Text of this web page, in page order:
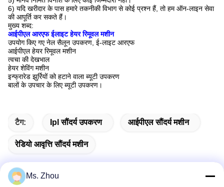
6) यदि खरीदार के पास हमारे तकनीकी विभाग से कोई प्रश्न हैं, तो हम ऑन-लाइन सेवा
की आपूर्ति कर सकते हैं।
मुख्य शब्द:
आईपीएल आरएफ ईलाइट हेयर रिमूवल मशीन
उपयोग किए गए नेल सैलून उपकरण, ई-लाइट आरएफ
आईपीएल हेयर रिमूवल मशीन
त्वचा की देखभाल
हेयर शेविंग मशीन
इन्फ्रारेड झुर्रियों को हटाने वाला ब्यूटी उपकरण
बालों के उपचार के लिए ब्यूटी उपकरण।
टैग: Ipl सौंदर्य उपकरण आईपीएल सौंदर्य मशीन
रेडियो आवृत्ति सौंदर्य मशीन
Ms. Zhou